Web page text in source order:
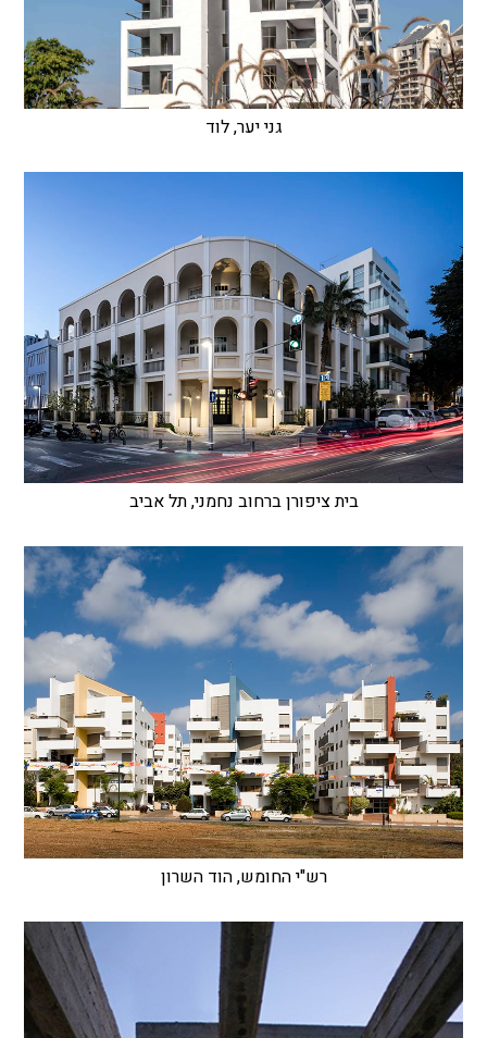
גני יער, לוד
בית ציפורן ברחוב נחמני, תל אביב
רש"י החומש, הוד השרון